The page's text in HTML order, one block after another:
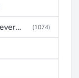
Refrigeración (heladeras, neveras, congeladores) (1074)